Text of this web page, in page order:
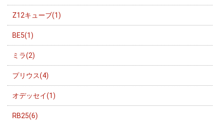
Z12キューブ(1)
BE5(1)
ミラ(2)
プリウス(4)
オデッセイ(1)
RB25(6)